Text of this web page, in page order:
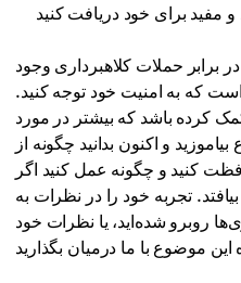
حملات کلاهبرداری وجود
است که به امنیت خود توجه کنید.
کرده باشد که بیشتر در مورد
و اکنون بدانید چگونه از
کنید و چگونه عمل کنید اگر
تجربه خود را در نظرات به
روبرو شده‌اید، یا نظرات خود